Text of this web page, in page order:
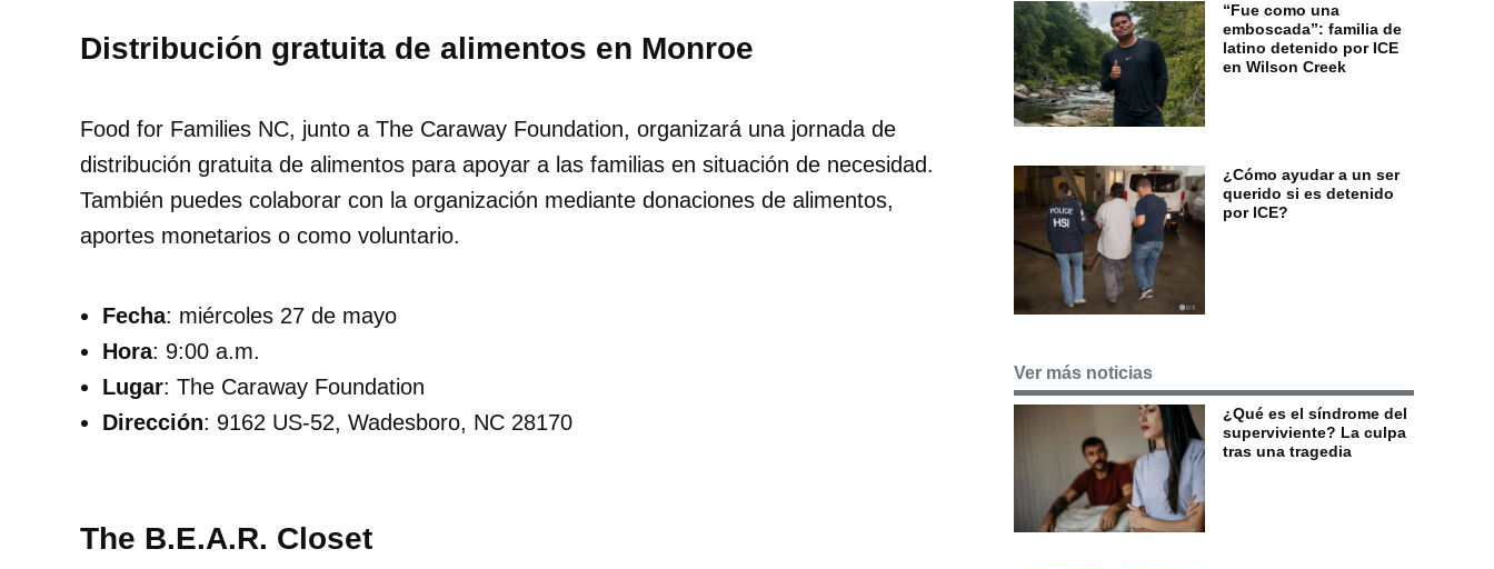
Distribución gratuita de alimentos en Monroe
Food for Families NC, junto a The Caraway Foundation, organizará una jornada de
distribución gratuita de alimentos para apoyar a las familias en situación de necesidad.
También puedes colaborar con la organización mediante donaciones de alimentos,
aportes monetarios o como voluntario.
Fecha: miércoles 27 de mayo
Hora: 9:00 a.m.
Lugar: The Caraway Foundation
Dirección: 9162 US-52, Wadesboro, NC 28170
The B.E.A.R. Closet
“Fue como una
emboscada”: familia de
latino detenido por ICE
en Wilson Creek
¿Cómo ayudar a un ser
querido si es detenido
por ICE?
Ver más noticias
¿Qué es el síndrome del
superviviente? La culpa
tras una tragedia